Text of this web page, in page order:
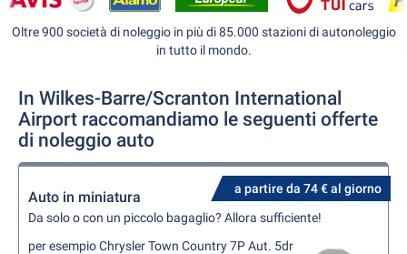
Oltre 900 società di noleggio in più di 85.000 stazioni di autonoleggio
in tutto il mondo.
In Wilkes-Barre/Scranton International
Airport raccomandiamo le seguenti offerte
di noleggio auto
a partire da 74 € al giorno
Auto in miniatura
Da solo o con un piccolo bagaglio? Allora sufficiente!
per esempio Chrysler Town Country 7P Aut. 5dr